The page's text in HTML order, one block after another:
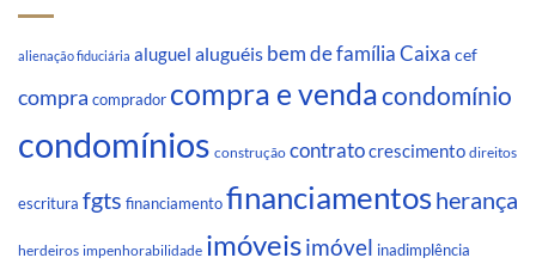
alienação fiduciária aluguel aluguéis bem de família Caixa cef
compra comprador compra e vendacondomínio
condomínios construção contratocrescimento direitos
escritura fgts financiamentofinanciamentosherança
herdeiros impenhorabilidade imóveisimóvel inadimplência